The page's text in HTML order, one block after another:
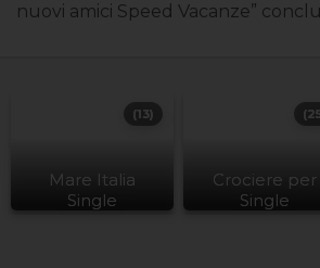
nuovi amici Speed Vacanze”
Mare Italia
Single
(13)
Crociere per
Single